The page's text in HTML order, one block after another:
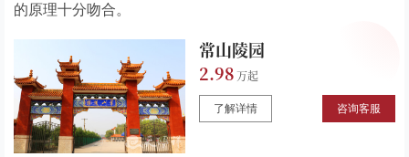
的原理十分吻合。
常山陵园
2.98
了解详情 咨询客服